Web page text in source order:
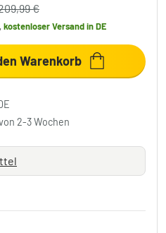
€
,kostenloser Versandin DE
Warenkorb
2-3 Wochen